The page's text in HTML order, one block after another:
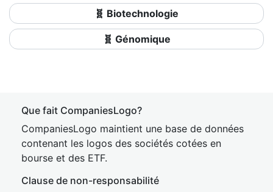
🧬 Biotechnologie
🧬 Génomique
Que fait CompaniesLogo?
CompaniesLogo maintient une base de données
contenant les logos des sociétés cotées en
bourse et des ETF.
Clause de non-responsabilité